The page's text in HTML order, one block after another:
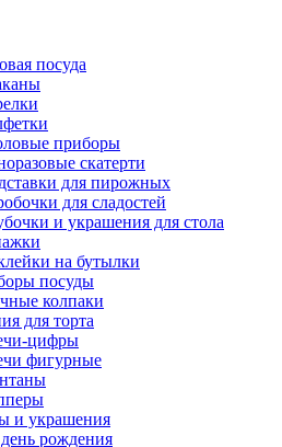
посуда
приборы
скатерти
для пирожных
для сладостей
и украшения для стола
на бутылки
посуды
колпаки
для торта
цифры
фигурные
и украшения
рождения